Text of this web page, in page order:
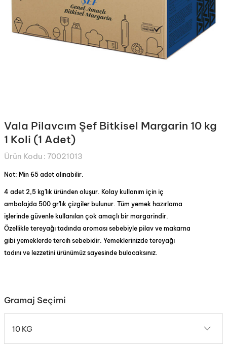
Vala Pilavcım Şef Bitkisel Margarin 10 kg
1 Koli (1 Adet)
Ürün Kodu : 70021013
4 adet 2,5 kg'lık üründen oluşur. Kolay kullanım için iç
ambalajda 500 gr'lık çizgiler bulunur. Tüm yemek hazırlama
işlerinde güvenle kullanılan çok amaçlı bir margarindir.
Özellikle tereyağı tadında aroması sebebiyle pilav ve makarna
gibi yemeklerde tercih sebebidir. Yemeklerinizde tereyağı
tadını ve lezzetini ürünümüz sayesinde bulacaksınız.
Not: Min 65 adet alınabilir.
Gramaj Seçimi
10 KG